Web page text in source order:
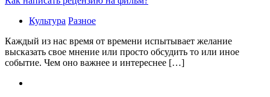
Культура Разное
Каждый из нас время от времени испытывает желание
высказать свое мнение или просто обсудить то или иное
событие. Чем оно важнее и интереснее […]